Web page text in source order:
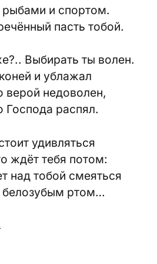
и спортом.
пасть тобой.
Выбирать ты волен.
и ублажал
верой недоволен,
Господа распял.
удивляться
ждёт тебя потом:
над тобой смеяться
белозубым ртом…